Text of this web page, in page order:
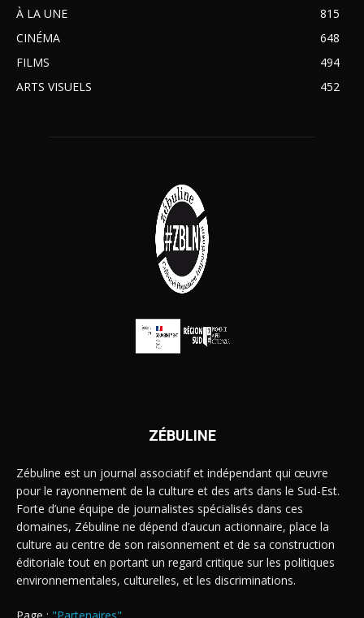
À LA UNE
815
CINÉMA
648
FILMS
494
ARTS VISUELS
452
ZÉBULINE
Zébuline est un journal associatif et indépendant qui œuvre
pour le rayonnement de la culture et des arts dans le Sud-Est.
Forte d’une équipe de journalistes spécialisés dans ces
domaines, Zébuline ne dépend d’aucun actionnaire, place la
culture au centre de son raisonnement et de sa construction
éditoriale tout en portant un regard critique sur les politiques
environnementales, culturelles, et les discriminations.